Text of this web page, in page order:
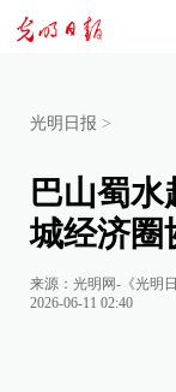
光明日报 >
巴山蜀
城经济圈
来源： 光明网-《光明日
2026-06-11 02:40